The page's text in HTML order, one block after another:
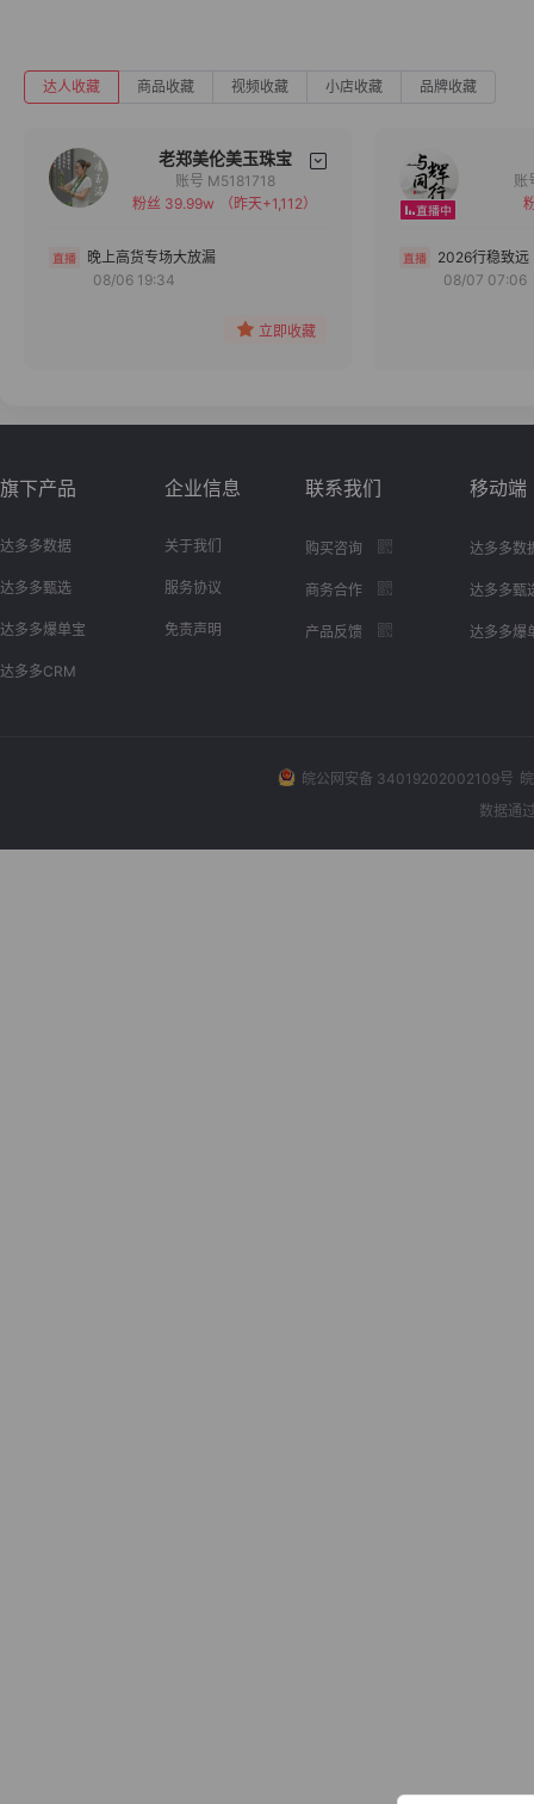
达人收藏 商品收藏 视频收藏 小店收藏 品牌收藏
老郑美伦美玉珠宝
备注
分组
账号 M5181718
粉丝 39.99w
（昨天+1,112）
晚上高货专场大放漏
08/06 19:34
立即收藏
2026行稳致远
08/07 07:06
旗下产品
达多多数据
达多多甄选
达多多爆单宝
达多多CRM
企业信息
关于我们
服务协议
免责声明
联系我们
购买咨询
商务合作
产品反馈
移动端
达多多数
达多多甄
达多多爆
皖公网安备 34019202002109号
数据通